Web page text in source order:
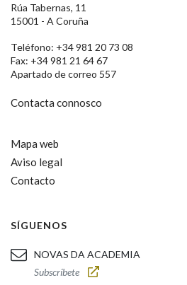
Rúa Tabernas, 11
15001 - A Coruña
Teléfono: +34 981 20 73 08
Fax: +34 981 21 64 67
Apartado de correo 557
Contacta connosco
Mapa web
Aviso legal
Contacto
SÍGUENOS
NOVAS DA ACADEMIA
Subscríbete